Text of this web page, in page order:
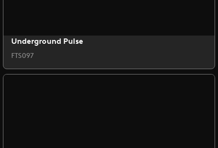
Underground Pulse
FTS097